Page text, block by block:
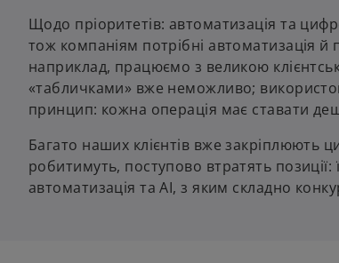
Щодо пріоритетів: автоматизація та
тож компаніям потрібні автоматизація
наприклад, працюємо з великою
«табличками» вже неможливо;
принцип: кожна операція має ставати
Багато наших клієнтів вже закріплюють
робитимуть, поступово втратять
автоматизація та AI, з яким складно